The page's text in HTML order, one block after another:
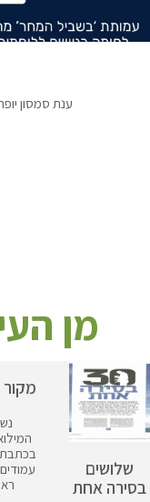
ענת סמסון
מן
מקור
שלושים
בסירה אחת